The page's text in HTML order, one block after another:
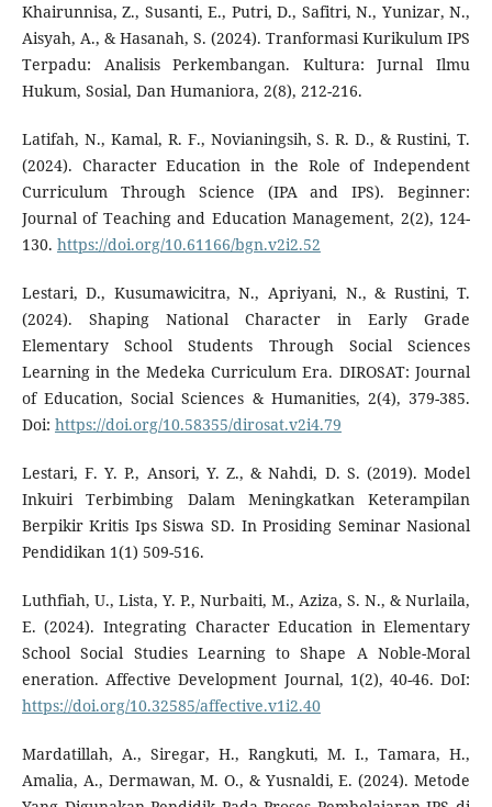
Khairunnisa, Z., Susanti, E., Putri, D., Safitri, N., Yunizar, N.,
Aisyah, A., & Hasanah, S. (2024). Tranformasi Kurikulum IPS
Terpadu: Analisis Perkembangan. Kultura: Jurnal Ilmu
Hukum, Sosial, Dan Humaniora, 2(8), 212-216.
Latifah, N., Kamal, R. F., Novianingsih, S. R. D., & Rustini, T.
(2024). Character Education in the Role of Independent
Curriculum Through Science (IPA and IPS). Beginner:
Journal of Teaching and Education Management, 2(2), 124-
130. https://doi.org/10.61166/bgn.v2i2.52
Lestari, D., Kusumawicitra, N., Apriyani, N., & Rustini, T.
(2024). Shaping National Character in Early Grade
Elementary School Students Through Social Sciences
Learning in the Medeka Curriculum Era. DIROSAT: Journal
of Education, Social Sciences & Humanities, 2(4), 379-385.
Doi: https://doi.org/10.58355/dirosat.v2i4.79
Lestari, F. Y. P., Ansori, Y. Z., & Nahdi, D. S. (2019). Model
Inkuiri Terbimbing Dalam Meningkatkan Keterampilan
Berpikir Kritis Ips Siswa SD. In Prosiding Seminar Nasional
Pendidikan 1(1) 509-516.
Luthfiah, U., Lista, Y. P., Nurbaiti, M., Aziza, S. N., & Nurlaila,
E. (2024). Integrating Character Education in Elementary
School Social Studies Learning to Shape A Noble-Moral
eneration. Affective Development Journal, 1(2), 40-46. DoI:
https://doi.org/10.32585/affective.v1i2.40
Mardatillah, A., Siregar, H., Rangkuti, M. I., Tamara, H.,
Amalia, A., Dermawan, M. O., & Yusnaldi, E. (2024). Metode